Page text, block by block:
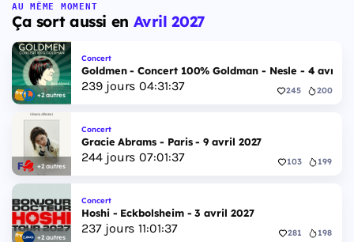
AU MÊME MOMENT
Ça sort aussi en Avril 2027
+2 autres
Concert
Goldmen - Concert 100% Goldman - Nesle - 4 avril
239jours 04:31:36 245 200
+2 autres
Concert
Gracie Abrams - Paris - 9 avril 2027
244jours 07:01:36 103 199
+2 autres
Concert
Hoshi - Eckbolsheim - 3 avril 2027
237jours 11:01:36 281 198